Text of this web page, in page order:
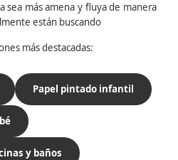
sea más amena y fluya de manera
están buscando
más destacadas:
Papel pintado infantil
y baños